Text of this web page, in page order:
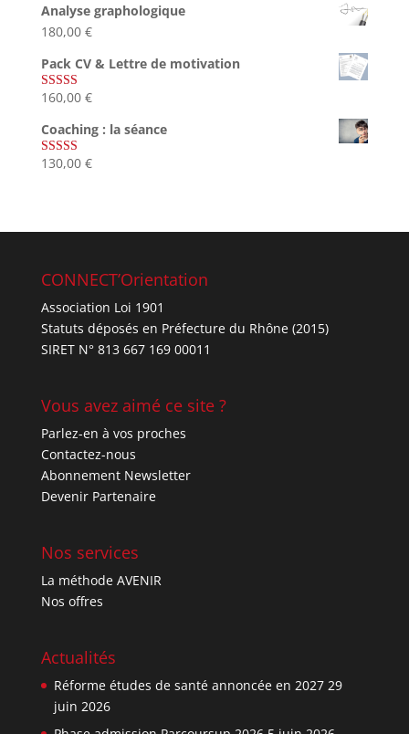
Analyse graphologique
180,00 €
Pack CV & Lettre de motivation
Note5.00
160,00 €
Coaching : la séance
Note4.67
130,00 €
CONNECT’Orientation
Association Loi 1901
Statuts déposés en Préfecture du Rhône (2015)
SIRET N° 813 667 169 00011
Vous avez aimé ce site ?
Parlez-en à vos proches
Contactez-nous
Abonnement Newsletter
Devenir Partenaire
Nos services
La méthode AVENIR
Nos offres
Actualités
Réforme études de santé annoncée en 2027 29
juin 2026